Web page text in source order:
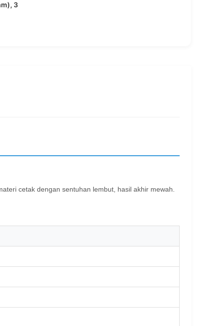
3
cetak dengan sentuhan lembut, hasil akhir mewah.